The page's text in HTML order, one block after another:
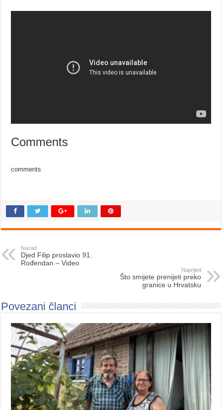
Comments
comments
Nazad
Djed Filip proslavio 91.
Rođendan – Video
Naprijed
Što smijete prenijeti preko
granice u Hrvatsku
Povezani članci